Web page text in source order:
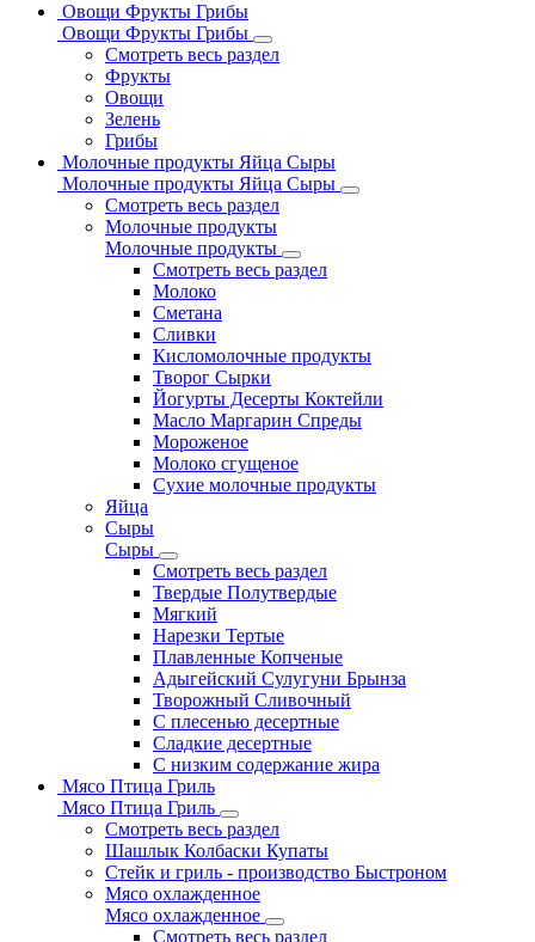
Овощи Фрукты Грибы
Овощи Фрукты Грибы
Смотреть весь раздел
Фрукты
Овощи
Зелень
Грибы
Молочные продукты Яйца Сыры
Молочные продукты Яйца Сыры
Смотреть весь раздел
Молочные продукты
Молочные продукты
Смотреть весь раздел
Молоко
Сметана
Сливки
Кисломолочные продукты
Творог Сырки
Йогурты Десерты Коктейли
Масло Маргарин Спреды
Мороженое
Молоко сгущеное
Сухие молочные продукты
Яйца
Сыры
Сыры
Смотреть весь раздел
Твердые Полутвердые
Мягкий
Нарезки Тертые
Плавленные Копченые
Адыгейский Сулугуни Брынза
Творожный Сливочный
С плесенью десертные
Сладкие десертные
С низким содержание жира
Мясо Птица Гриль
Мясо Птица Гриль
Смотреть весь раздел
Шашлык Колбаски Купаты
Стейк и гриль - производство Быстроном
Мясо охлажденное
Мясо охлажденное
Смотреть весь раздел